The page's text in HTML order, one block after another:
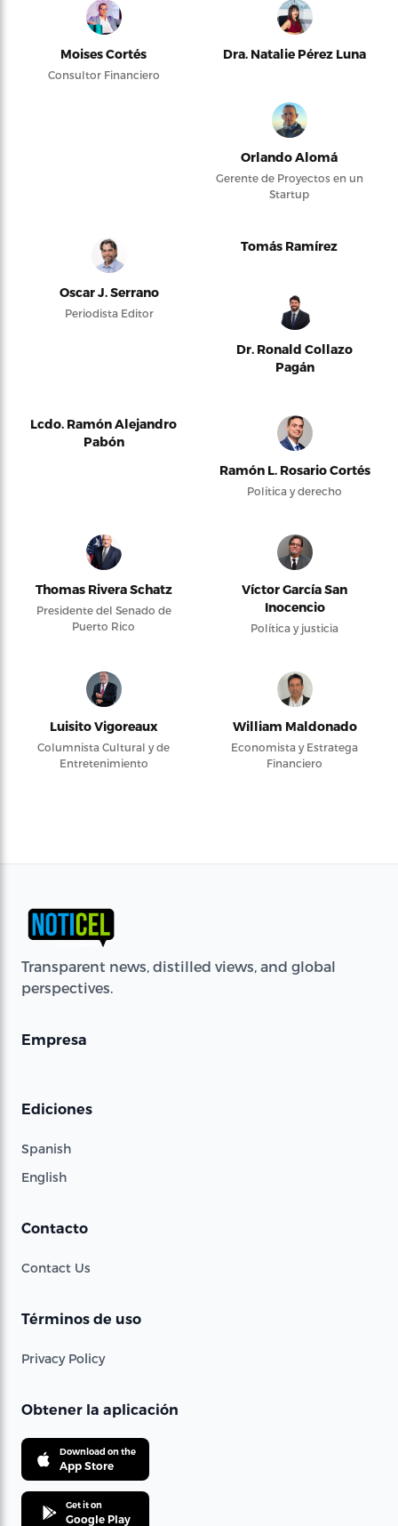
Moises Cortés
Consultor Financiero
Dra. Natalie Pérez Luna
Orlando Alomá
Gerente de Proyectos en un
Startup
Oscar J. Serrano
Periodista Editor
Tomás Ramírez
Dr. Ronald Collazo
Pagán
Lcdo. Ramón Alejandro
Pabón
Ramón L. Rosario Cortés
Política y derecho
Thomas Rivera Schatz
Presidente del Senado de
Puerto Rico
Víctor García San
Inocencio
Política y justicia
Luisito Vigoreaux
Columnista Cultural y de
Entretenimiento
William Maldonado
Economista y Estratega
Financiero
Transparent news, distilled views, and global
perspectives.
Empresa
Ediciones
Spanish
English
Contacto
Contact Us
Términos de uso
Privacy Policy
Obtener la aplicación
Download on the
App Store
Get it on
Google Play